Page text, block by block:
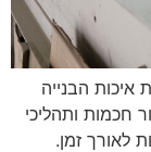
איכות הבנייה
חכמות ותהליכי
לאורך זמן.